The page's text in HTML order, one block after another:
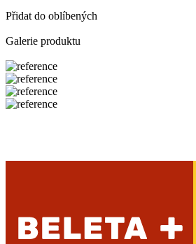
Přidat do oblíbených
Galerie produktu